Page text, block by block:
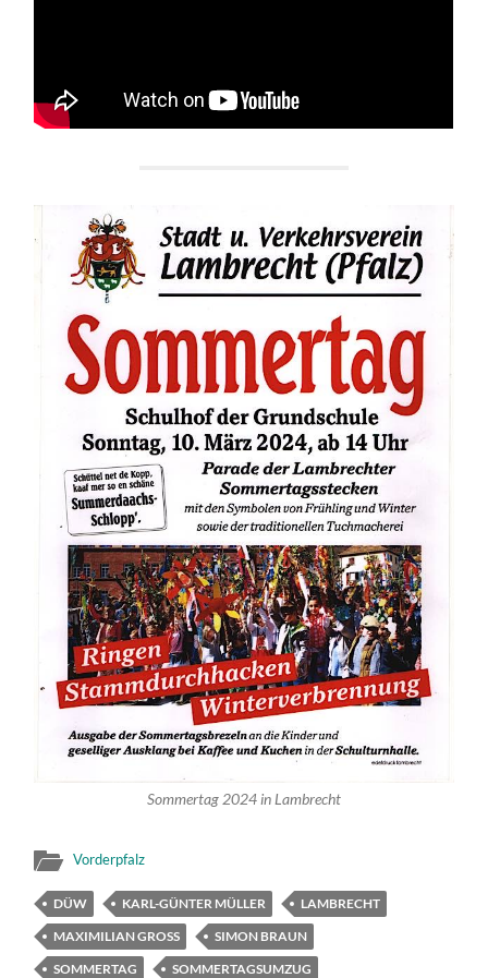
Sommertag 2024 in Lambrecht
Vorderpfalz
DÜW KARL-GÜNTER MÜLLER
LAMBRECHT
MAXIMILIAN GROSS
SIMON BRAUN
SOMMERTAG
SOMMERTAGSUMZUG